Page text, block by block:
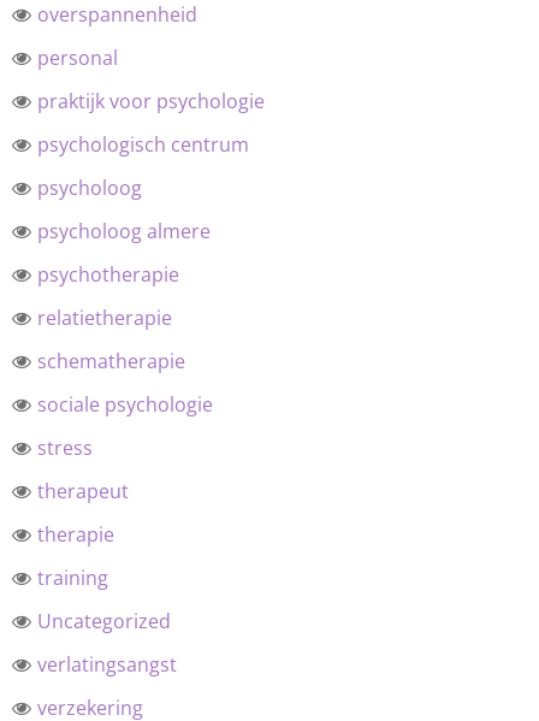
overspannenheid
personal
praktijk voor psychologie
psychologisch centrum
psycholoog
psycholoog almere
psychotherapie
relatietherapie
schematherapie
sociale psychologie
stress
therapeut
therapie
training
Uncategorized
verlatingsangst
verzekering